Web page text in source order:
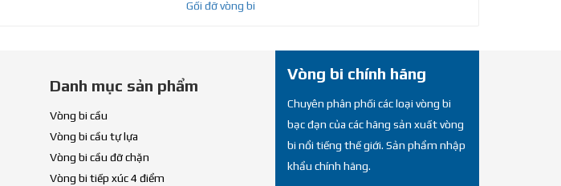
Gối đỡ vòng bi
Danh mục sản phẩm
Vòng bi cầu
Vòng bi cầu tự lựa
Vòng bi cầu đỡ chặn
Vòng bi tiếp xúc 4 điểm
Vòng bi chính hãng
Chuyên phân phối các loại vòng bi
bạc đạn của các hãng sản xuất vòng
bi nổi tiếng thế giới. Sản phẩm nhập
khẩu chính hãng.